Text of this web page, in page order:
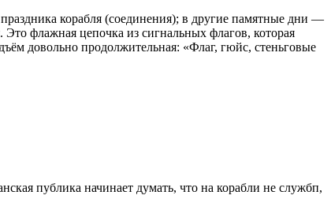
корабля (соединения); в другие памятные дни —
флажная цепочка из сигнальных флагов, которая
довольно продолжительная: «Флаг, гюйс, стеньговые
публика начинает думать, что на корабли не службп,